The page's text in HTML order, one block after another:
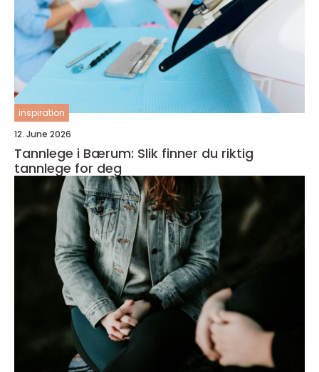
inspiration
12. June 2026
Tannlege i Bærum: Slik finner du riktig
tannlege for deg